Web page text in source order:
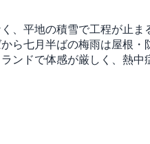
、平地の積雪で工程が止
ら七月半ばの梅雨は屋根
ンドで体感が厳しく、熱